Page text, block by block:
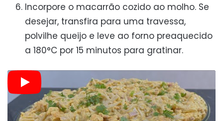
Incorpore o macarrão cozido ao molho. Se
desejar, transfira para uma travessa,
polvilhe queijo e leve ao forno preaquecido
a 180°C por 15 minutos para gratinar.